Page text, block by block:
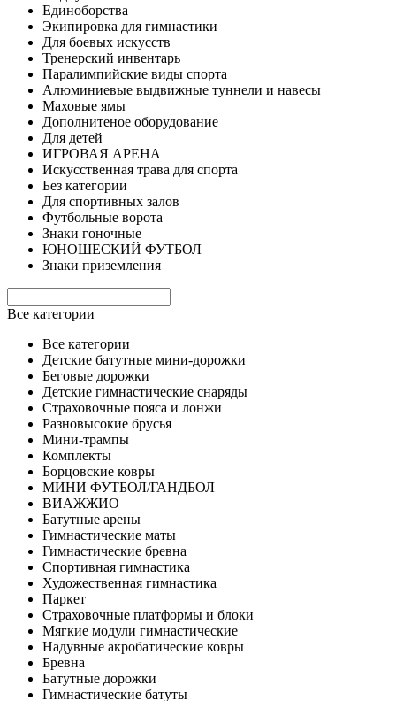
Единоборства
Экипировка для гимнастики
Для боевых искусств
Тренерский инвентарь
Паралимпийские виды спорта
Алюминиевые выдвижные туннели и навесы
Маховые ямы
Дополнитеное оборудование
Для детей
ИГРОВАЯ АРЕНА
Искусственная трава для спорта
Без категории
Для спортивных залов
Футбольные ворота
Знаки гоночные
ЮНОШЕСКИЙ ФУТБОЛ
Знаки приземления
Все категории
Все категории
Детские батутные мини-дорожки
Беговые дорожки
Детские гимнастические снаряды
Страховочные пояса и лонжи
Разновысокие брусья
Мини-трампы
Комплекты
Борцовские ковры
МИНИ ФУТБОЛ/ГАНДБОЛ
ВИАЖЖИО
Батутные арены
Гимнастические маты
Гимнастические бревна
Спортивная гимнастика
Художественная гимнастика
Паркет
Страховочные платформы и блоки
Мягкие модули гимнастические
Надувные акробатические ковры
Бревна
Батутные дорожки
Гимнастические батуты